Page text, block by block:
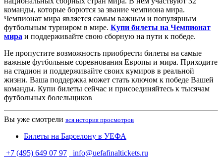
команды, которые борются за звание чемпиона мира.
Чемпионат мира является самым важным и популярным
футбольным турниром в мире. Купи билеты на Чемпионат
мира и поддерживайте свою сборную на пути к победе.
Не пропустите возможность приобрести билеты на самые
важные футбольные соревнования Европы и мира. Приходите
на стадион и поддерживайте своих кумиров в реальной
жизни. Ваша поддержка может стать ключом к победе Вашей
команды. Купи билеты сейчас и присоединяйтесь к тысячам
футбольных болельщиков
Вы уже смотрели вся история просмотров
Билеты на Барселону в УЕФА
+7 (495) 649 07 97
info@uefafinaltickets.ru